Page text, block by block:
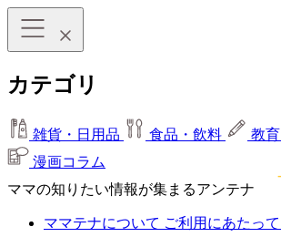
カテゴリ
雑貨・日用品 食品・飲料 教育
漫画コラム
ママの知りたい情報が集まるアンテナ
ママテナについて ご利用にあたって